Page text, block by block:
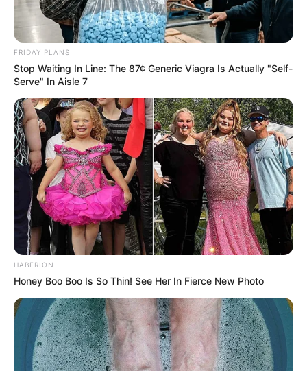
FRIDAY PLANS
Stop Waiting In Line: The 87¢ Generic Viagra Is Actually "Self-
Serve" In Aisle 7
HABERION
Honey Boo Boo Is So Thin! See Her In Fierce New Photo